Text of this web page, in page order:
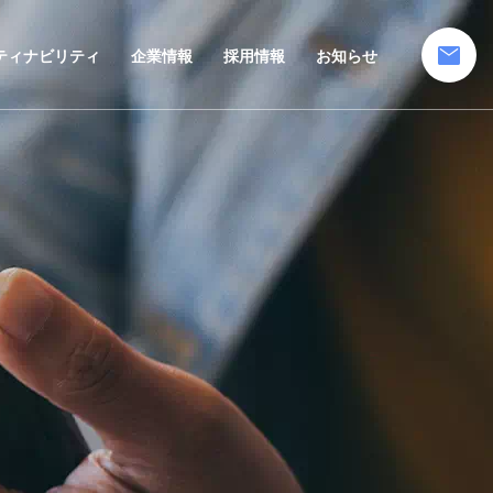
ィナビリティ 企業情報 採用情報 お知らせ mail